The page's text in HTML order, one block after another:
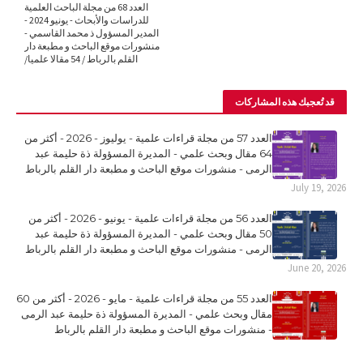
العدد 68 من مجلة الباحث العلمية
للدراسات والأبحاث - يونيو 2024 -
المدير المسؤول ذ محمد القاسمي -
منشورات موقع الباحث و مطبعة دار
القلم بالرباط / 54 مقالا علميا/
قد تُعجبك هذه المشاركات
العدد 57 من مجلة قراءات علمية - يوليوز - 2026 - أكثر من
64 مقال وبحث علمي - المديرة المسؤولة ذة حليمة عبد
الرمى - منشورات موقع الباحث و مطبعة دار القلم بالرباط
July 19, 2026
العدد 56 من مجلة قراءات علمية - يونيو - 2026 - أكثر من
50 مقال وبحث علمي - المديرة المسؤولة ذة حليمة عبد
الرمى - منشورات موقع الباحث و مطبعة دار القلم بالرباط
June 20, 2026
العدد 55 من مجلة قراءات علمية - مايو - 2026 - أكثر من 60
مقال وبحث علمي - المديرة المسؤولة ذة حليمة عبد الرمى
- منشورات موقع الباحث و مطبعة دار القلم بالرباط